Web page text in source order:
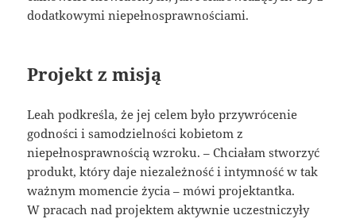
dodatkowymi niepełnosprawnościami.
Projekt z misją
Leah podkreśla, że jej celem było przywrócenie
godności i samodzielności kobietom z
niepełnosprawnością wzroku. – Chciałam stworzyć
produkt, który daje niezależność i intymność w tak
ważnym momencie życia – mówi projektantka.
W pracach nad projektem aktywnie uczestniczyły